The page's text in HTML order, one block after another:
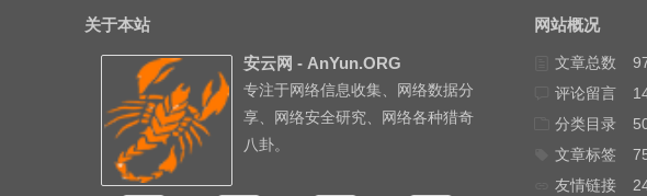
关于本站
安云网 - AnYun.ORG
专注于网络信息收集、网络数据分
享、网络安全研究、网络各种猎奇
八卦。
网站概况
文章总数
评论留言
分类目录
文章标签
友情链接